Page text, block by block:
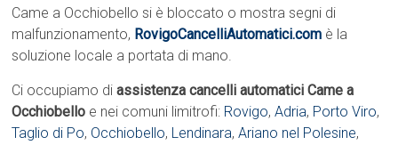
Came a Occhiobello si è bloccato o mostra segni di
malfunzionamento, RovigoCancelliAutomatici.com è la
soluzione locale a portata di mano.
Ci occupiamo diassistenza cancelli automatici Came a
Occhiobello e nei comuni limitrofi: Rovigo,Adria, Porto Viro,
Taglio di Po, Occhiobello, Lendinara,Ariano nel Polesine,